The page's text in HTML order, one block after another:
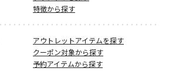
特徴から探す
アウトレットアイテムを探す
クーポン対象から探す
予約アイテムから探す